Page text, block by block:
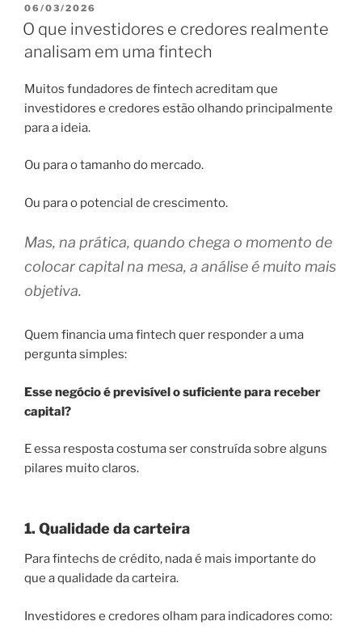
PUBLICADO
EM
06/03/2026
O que investidores e credores realmente
analisam em uma fintech
Muitos fundadores de fintech acreditam que
investidores e credores estão olhando principalmente
para a ideia.
Ou para o tamanho do mercado.
Ou para o potencial de crescimento.
Mas, na prática, quando chega o momento de
colocar capital na mesa, a análise é muito mais
objetiva.
Quem financia uma fintech quer responder a uma
pergunta simples:
Esse negócio é previsível o suficiente para receber
capital?
E essa resposta costuma ser construída sobre alguns
pilares muito claros.
1. Qualidade da carteira
Para fintechs de crédito, nada é mais importante do
que a qualidade da carteira.
Investidores e credores olham para indicadores como: